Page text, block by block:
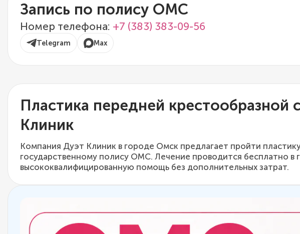
Запись по полису ОМС
Номер телефона: +7 (383) 383-09-56
Telegram Max
Пластика передней крестообразной
Клиник
Компания Дуэт Клиник в городе Омск предлагает пройти
государственному полису ОМС. Лечение проводится бесплатно
высококвалифицированную помощь без дополнительных затрат.